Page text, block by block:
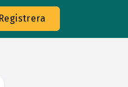
Registrera